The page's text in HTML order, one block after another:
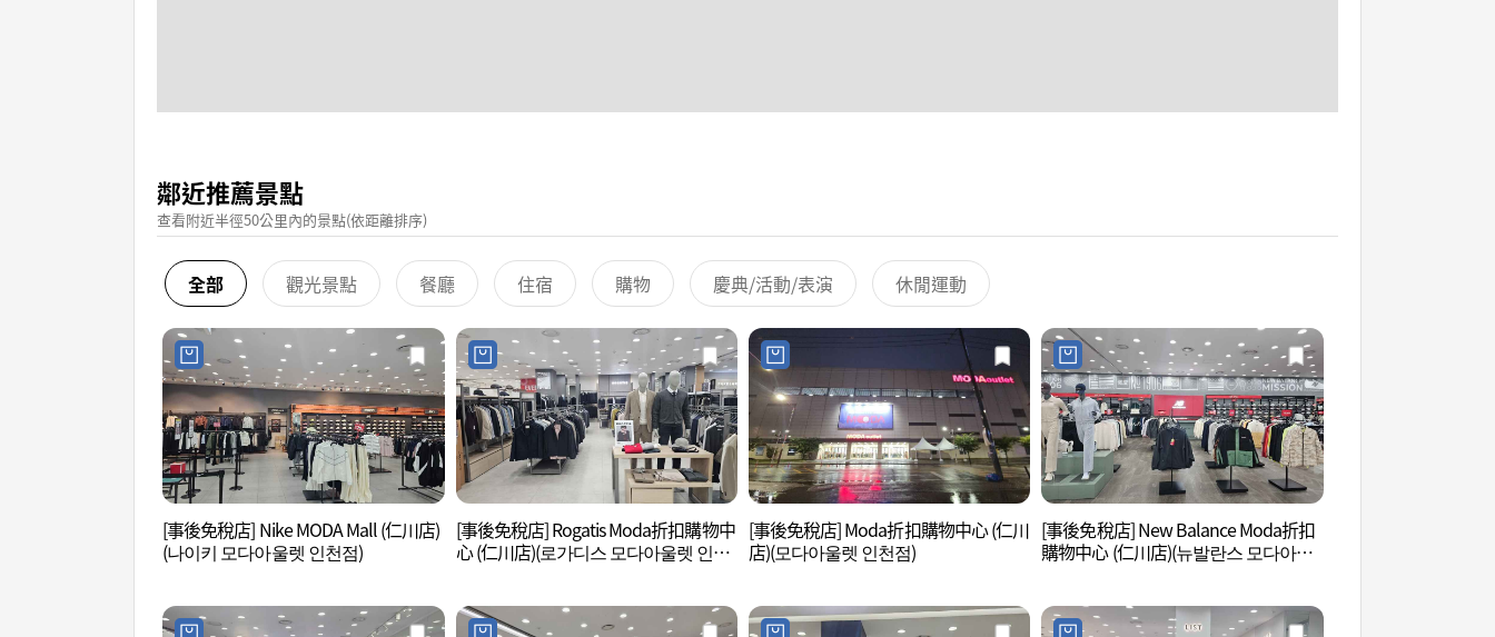
鄰近推薦景點
查看附近半徑50公里內的景點(依距離排序)
全部 觀光景點 餐廳 住宿 購物 慶典/活動/表演 休閒運動
[事後免稅店] Nike MODA Mall (仁川店)
(나이키 모다아울렛 인천점)
[事後免稅店] Rogatis Moda折扣購物中
心 (仁川店)(로가디스 모다아울렛 인천
[事後免稅店] Moda折扣購物中心 (仁川
店)(모다아울렛 인천점)
[事後免稅店] New Balance Moda折扣
購物中心 (仁川店)(뉴발란스 모다아울